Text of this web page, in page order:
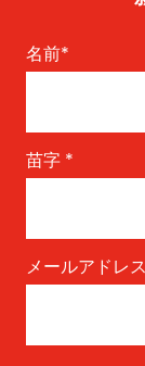
名前*
苗字 *
メールアドレス